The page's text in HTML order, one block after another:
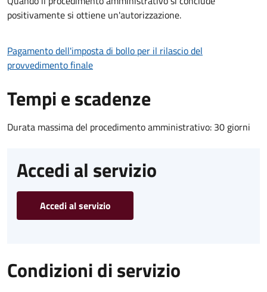
positivamente si ottiene un'autorizzazione.
Pagamento dell'imposta di bollo per il rilascio del
provvedimento finale
Tempi e scadenze
Durata massima del procedimento amministrativo: 30 giorni
Accedi al servizio
Accedi al servizio
Condizioni di servizio